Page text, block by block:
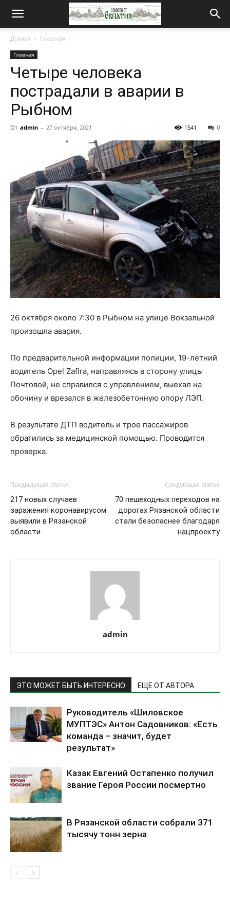
Новости
Евпатия
Домой Главная
Главная
Четыре человека
пострадали в аварии в
Рыбном
От admin - 27 октября, 2021 0
1541
26 октября около 7:30 в Рыбном на улице Вокзальной
произошла авария.
По предварительной информации полиции, 19-летний
водитель Opel Zafira, направляясь в сторону улицы
Почтовой, не справился с управлением, выехал на
обочину и врезался в железобетонную опору ЛЭП.
В результате ДТП водитель и трое пассажиров
обратились за медицинской помощью. Проводится
проверка.
Предыдущая статья
217 новых случаев
заражения коронавирусом
выявили в Рязанской
области
Следующая статья
70 пешеходных переходов на
дорогах Рязанской области
стали безопаснее благодаря
нацпроекту
admin
ЭТО МОЖЕТ БЫТЬ ИНТЕРЕСНО ЕЩЕ ОТ АВТОРА
Руководитель «Шиловское
МУПТЭС» Антон Садовников: «Есть
команда – значит, будет
результат»
Казак Евгений Остапенко получил
звание Героя России посмертно
В Рязанской области собрали 371
тысячу тонн зерна